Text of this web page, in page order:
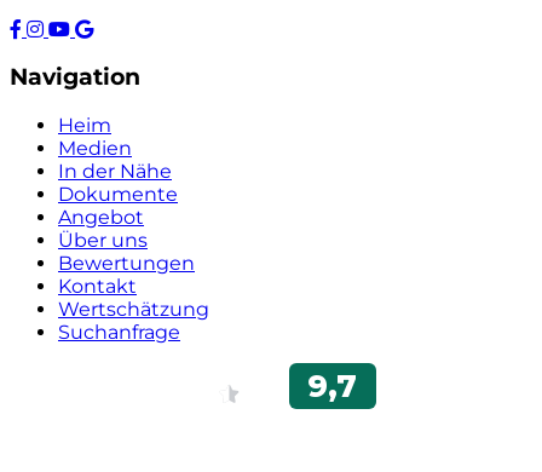
Navigation
Heim
Medien
In der Nähe
Dokumente
Angebot
Über uns
Bewertungen
Kontakt
Wertschätzung
Suchanfrage